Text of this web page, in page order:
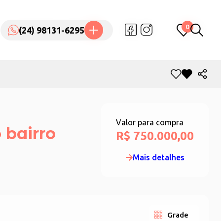
(24) 98131-6295 0
(24) 98131-6295 0
bairro
Valor para compra
R$ 750.000,00
Mais detalhes
Grade